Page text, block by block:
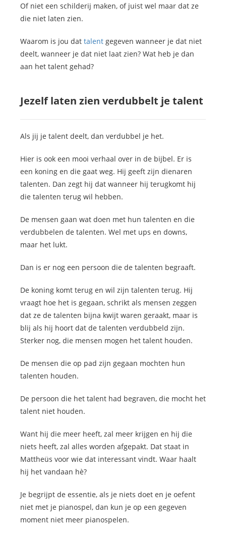
Of niet een schilderij maken, of juist wel maar dat ze
die niet laten zien.
Waarom is jou dat talent gegeven wanneer je dat niet
deelt, wanneer je dat niet laat zien? Wat heb je dan
aan het talent gehad?
Jezelf laten zien verdubbelt je talent
Als jij je talent deelt, dan verdubbel je het.
Hier is ook een mooi verhaal over in de bijbel. Er is
een koning en die gaat weg. Hij geeft zijn dienaren
talenten. Dan zegt hij dat wanneer hij terugkomt hij
die talenten terug wil hebben.
De mensen gaan wat doen met hun talenten en die
verdubbelen de talenten. Wel met ups en downs,
maar het lukt.
Dan is er nog een persoon die de talenten begraaft.
De koning komt terug en wil zijn talenten terug. Hij
vraagt hoe het is gegaan, schrikt als mensen zeggen
dat ze de talenten bijna kwijt waren geraakt, maar is
blij als hij hoort dat de talenten verdubbeld zijn.
Sterker nog, die mensen mogen het talent houden.
De mensen die op pad zijn gegaan mochten hun
talenten houden.
De persoon die het talent had begraven, die mocht het
talent niet houden.
Want hij die meer heeft, zal meer krijgen en hij die
niets heeft, zal alles worden afgepakt. Dat staat in
Mattheüs voor wie dat interessant vindt. Waar haalt
hij het vandaan hè?
Je begrijpt de essentie, als je niets doet en je oefent
niet met je pianospel, dan kun je op een gegeven
moment niet meer pianospelen.